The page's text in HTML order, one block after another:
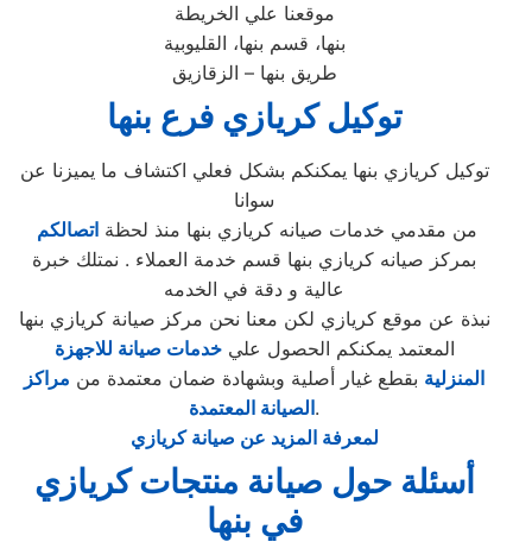
موقعنا علي الخريطة
بنها، قسم بنها، القليوبية
طريق بنها – الزقازيق
توكيلكريازي فرع بنها
توكيل كريازي بنها يمكنكم بشكل فعلي اكتشاف ما يميزنا عن
سوانا
من مقدمي خدمات صيانه كريازي بنها منذ لحظة اتصالكم
بمركز صيانه كريازي بنها قسم خدمة العملاء . نمتلك خبرة
عالية و دقة في الخدمه
نبذة عن موقع كريازي لكن معنا نحن مركز صيانة كريازي بنها
المعتمد يمكنكم الحصول عليخدمات صيانة للاجهزة
المنزلية بقطع غيار أصلية وبشهادة ضمان معتمدة من مراكز
الصيانة المعتمدة.
لمعرفة المزيد عن صيانة كريازي
أسئلة حول صيانة منتجات كريازي
في بنها